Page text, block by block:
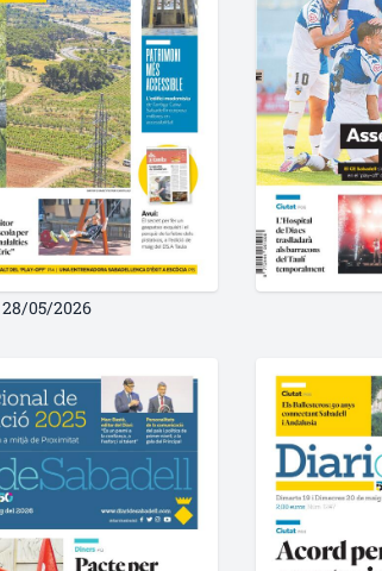
28/05/2026